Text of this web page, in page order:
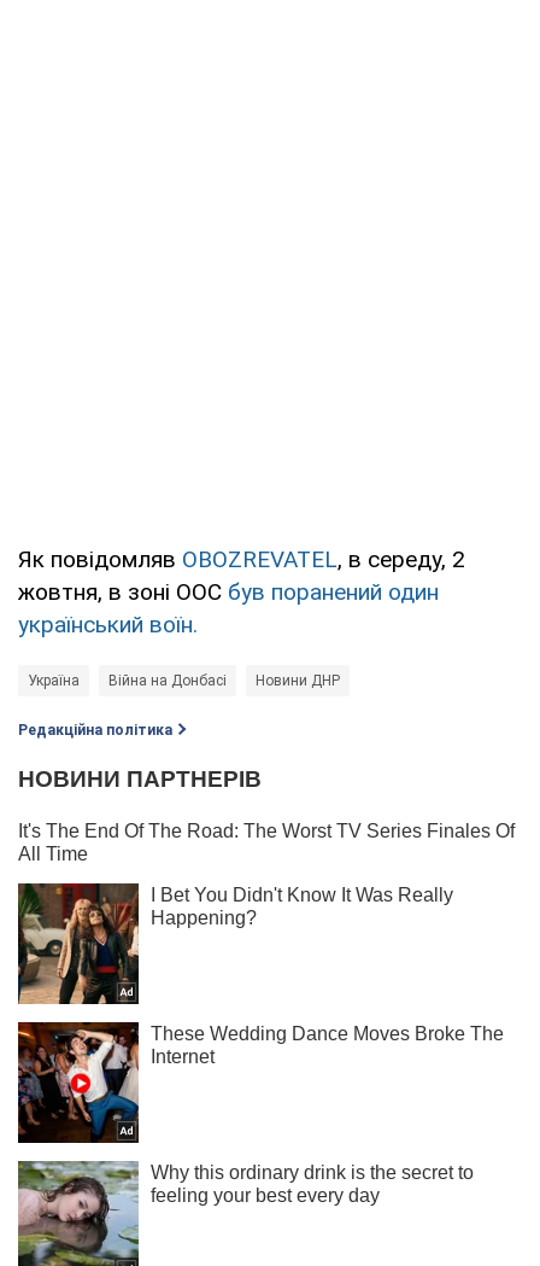
Як повідомляв OBOZREVATEL, в середу, 2
жовтня, в зоні ООС був поранений один
український воїн.
Україна Війна на Донбасі Новини ДНР
Редакційна політика